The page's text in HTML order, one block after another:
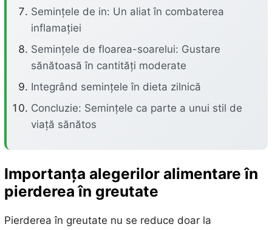
Semințele de in: Un aliat în combaterea
inflamației
Semințele de floarea-soarelui: Gustare
sănătoasă în cantități moderate
Integrând semințele în dieta zilnică
Concluzie: Semințele ca parte a unui stil de
viață sănătos
Importanța alegerilor alimentare în
pierderea în greutate
Pierderea în greutate nu se reduce doar la